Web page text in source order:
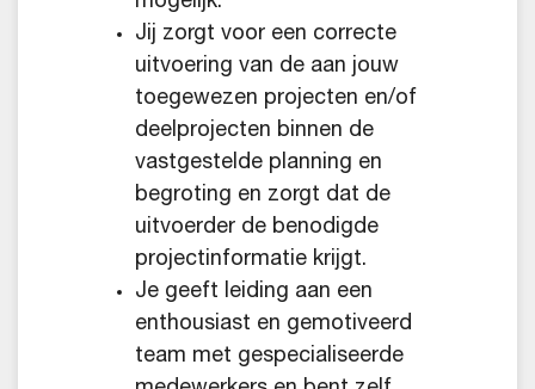
Jij zorgt voor een correcte
uitvoering van de aan jouw
toegewezen projecten en/of
deelprojecten binnen de
vastgestelde planning en
begroting en zorgt dat de
uitvoerder de benodigde
projectinformatie krijgt.
Je geeft leiding aan een
enthousiast en gemotiveerd
team met gespecialiseerde